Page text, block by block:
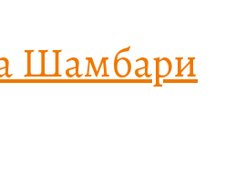
Шамбари